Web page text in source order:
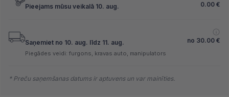
Pieejams mūsu veikalā 10. aug.
0.00 €
Saņemiet no 10. aug. līdz 11. aug. no 30.00 €
Piegādes veidi: furgons, kravas auto, manipulators
* Preču saņemšanas datums ir aptuvens un var mainīties.